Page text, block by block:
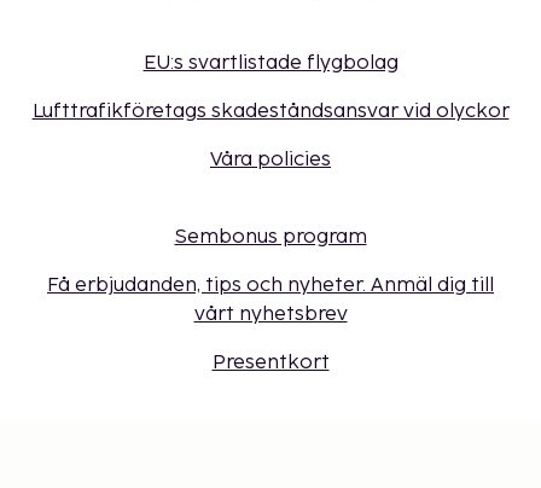
EU:s svartlistade flygbolag
Lufttrafikföretags skadeståndsansvar vid olyckor
Våra policies
Sembonus program
Få erbjudanden, tips och nyheter. Anmäl dig till
vårt nyhetsbrev
Presentkort